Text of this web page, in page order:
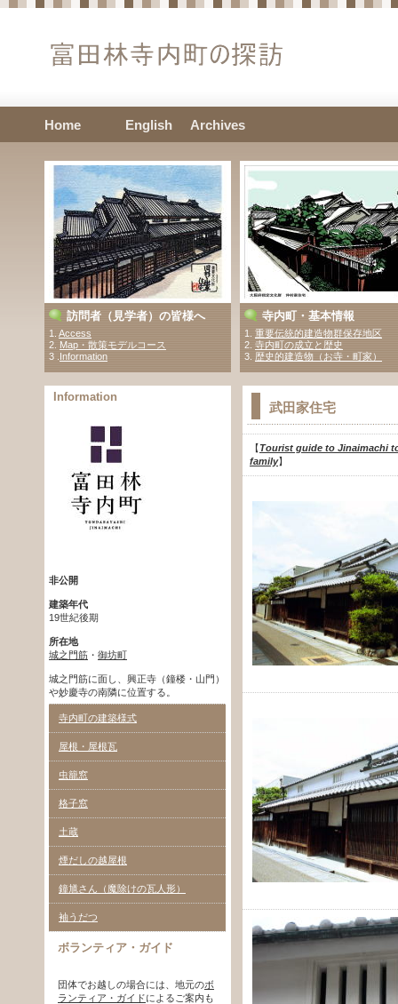
訪問者（見学者）の皆様へ
1. Access
2. Map・散策モデルコース
3 . Information
寺内町・基本情報
1. 重要伝統的建造物群保存地区
2. 寺内町の成立と歴史
3. 歴史的建造物（お寺・町家）
武田家住宅
【Tourist guide to Jinaimachi
family】
Information
非公開
建築年代
19世紀後期
所在地
城之門筋 ・ 御坊町
城之門筋に面し、興正寺（鐘楼・山門）
や妙慶寺の南隣に位置する。
寺内町の建築様式
屋根・屋根瓦
虫籠窓
格子窓
土蔵
煙だしの越屋根
鐘馗さん（魔除けの瓦人形）
袖うだつ
ボランティア・ガイド
団体でお越しの場合には、地元のボ
ランティア・ガイドによるご案内も
Home English Archives